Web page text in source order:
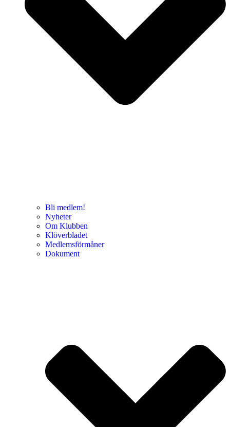
Bli medlem!
Nyheter
Om Klubben
Klöverbladet
Medlemsförmåner
Dokument